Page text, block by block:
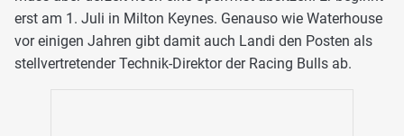
erst am 1. Juli in Milton Keynes. Genauso wie Waterhouse
vor einigen Jahren gibt damit auch Landi den Posten als
stellvertretender Technik-Direktor der Racing Bulls ab.